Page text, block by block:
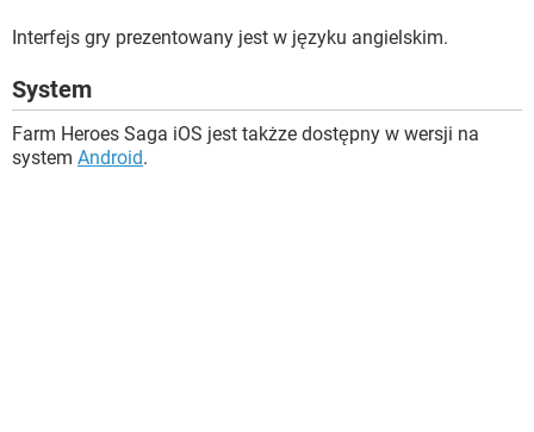
Interfejs gry prezentowany jest w języku angielskim.
System
Farm Heroes Saga iOS jest takżze dostępny w wersji na
system Android.